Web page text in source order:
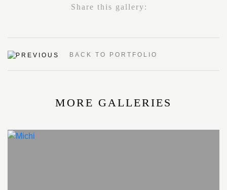
Share this gallery:
BACK TO PORTFOLIO
MORE GALLERIES